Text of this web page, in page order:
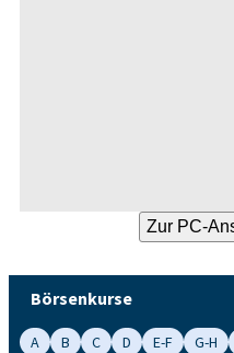
Börsenkurse
A B C D E-F G-H